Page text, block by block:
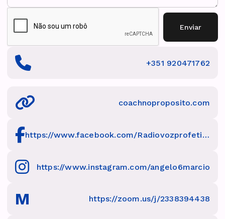
Enviar
+351 920471762
coachnoproposito.com
https://www.facebook.com/Radiovozprofetica/
https://www.instagram.com/angelo6marcio
M https://zoom.us/j/2338394438